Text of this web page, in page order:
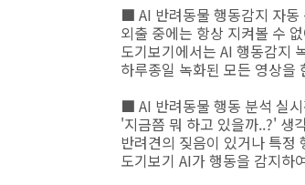
■ AI 반려동물 행동감지 자
외출 중에는 항상 지켜볼 수
도기보기에서는 AI 행동감지
하루종일 녹화된 모든 영상을
■ AI 반려동물 행동 분석 실
'지금쯤 뭐 하고 있을까..?' 생
반려견의 짖음이 있거나 특정
도기보기 AI가 행동을 감지하